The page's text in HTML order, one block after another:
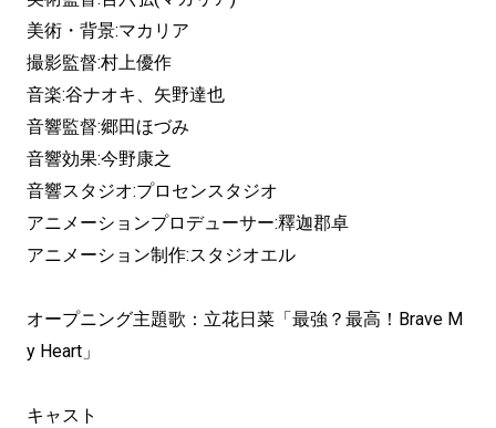
美術・背景:マカリア
撮影監督:村上優作
音楽:谷ナオキ、矢野達也
音響監督:郷田ほづみ
音響効果:今野康之
音響スタジオ:プロセンスタジオ
アニメーションプロデューサー:釋迦郡卓
アニメーション制作:スタジオエル
オープニング主題歌：立花日菜「最強？最高！Brave M
y Heart」
キャスト